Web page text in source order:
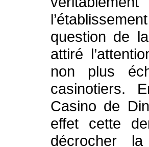
question de
attiré
non plus
casinotiers.
Casino de
effet cette
décrocher